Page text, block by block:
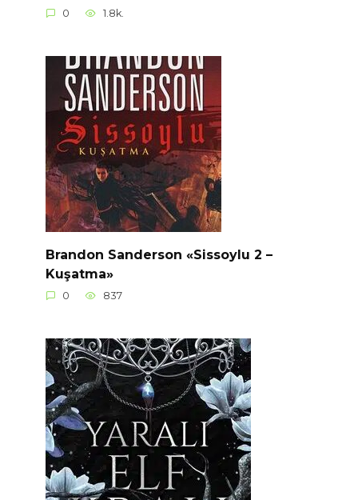
0 1.8k.
Brandon Sanderson «Sissoylu 2 –
Kuşatma»
0 837